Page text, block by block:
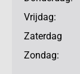
Vrijdag: